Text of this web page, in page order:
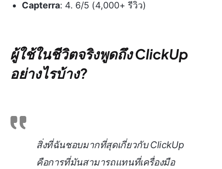
Capterra: 4. 6/5 (4,000+ รีวิว)
ผู้ใช้ในชีวิตจริงพูดถึง ClickUp
อย่างไรบ้าง?
สิ่งที่ฉันชอบมากที่สุดเกี่ยวกับ ClickUp
คือการที่มันสามารถแทนที่เครื่องมือ